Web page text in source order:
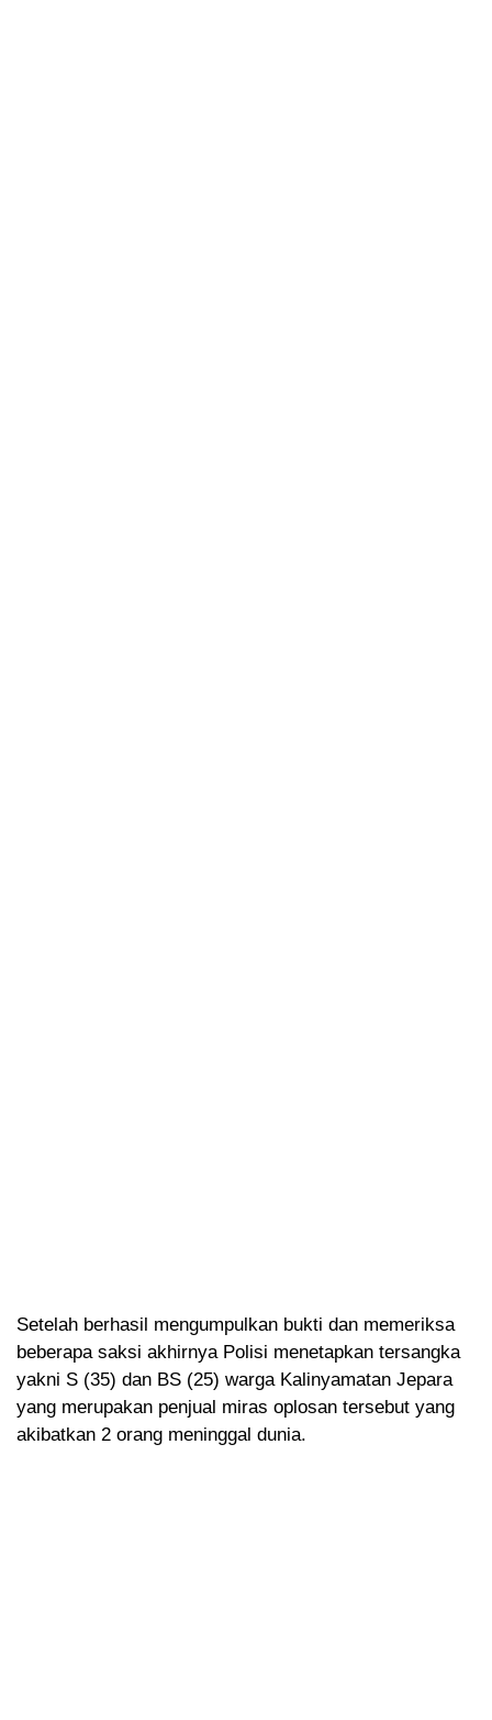
Setelah berhasil mengumpulkan bukti dan memeriksa
beberapa saksi akhirnya Polisi menetapkan tersangka
yakni S (35) dan BS (25) warga Kalinyamatan Jepara
yang merupakan penjual miras oplosan tersebut yang
akibatkan 2 orang meninggal dunia.